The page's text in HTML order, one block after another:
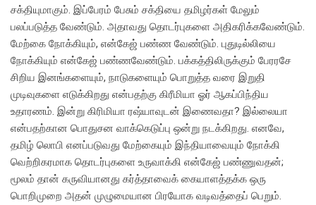
சக்தியுமாகும். இப்பேரம் பேசும் சக்தியை தமிழர்கள் மேலும்
பலப்படுத்த வேண்டும். அதாவது தொடர்புகளை அதிகரிக்கவேண்டும்.
மேற்கை நோக்கியும், என்கேஜ் பண்ண வேண்டும். புதுடில்லியை
நோக்கியும் என்கேஜ் பண்ணவேண்டும். பக்கத்திலிருக்கும் பேரரசே
சிறிய இனங்களையும், நாடுகளையும் பொறுத்த வரை இறுதி
முடிவுகளை எடுக்கிறது என்பதற்கு கிரீமியா ஓர் ஆகப்பிந்திய
உதாரணம். இன்று கிரிமியா ரஷ்யாவுடன் இணைவதா? இல்லையா
என்பதற்கான பொதுசன வாக்கெடுப்பு ஒன்று நடக்கிறது. எனவே,
தமிழ் லொபி எனப்படுவது மேற்கையும் இந்தியாவையும் நோக்கி
வெற்றிகரமாக தொடர்புகளை உருவாக்கி என்கேஜ் பண்ணுவதன்;
மூலம் தான் கருவியானது கர்த்தாவைக் கையாளத்தக்க ஒரு
பொறிமுறை அதன் முழுமையான பிரயோக வடிவத்தைப் பெறும்.